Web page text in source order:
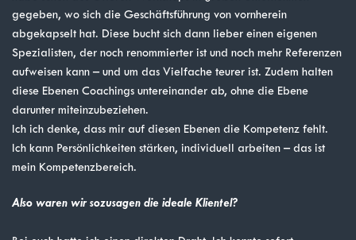
gegeben, wo sich die Geschäftsführung von vornherein
abgekapselt hat. Diese bucht sich dann lieber einen eigenen
Spezialisten, der noch renommierter ist und noch mehr Referenzen
aufweisen kann – und um das Vielfache teurer ist. Zudem halten
diese Ebenen Coachings untereinander ab, ohne die Ebene
darunter miteinzubeziehen.
Ich ich denke, dass mir auf diesen Ebenen die Kompetenz fehlt.
Ich kann Persönlichkeiten stärken, individuell arbeiten – das ist
mein Kompetenzbereich.
Also waren wir sozusagen die ideale Klientel?